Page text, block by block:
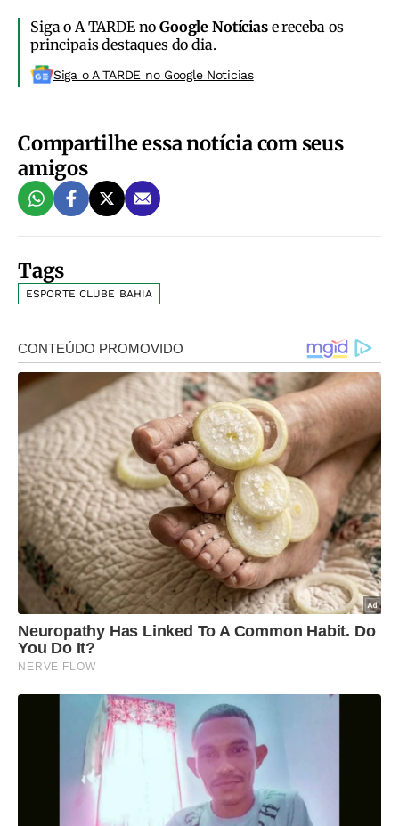
Siga o A TARDE noGoogle Notíciase receba os
principais destaques do dia.
Siga o A TARDE no Google Noticias
Compartilhe essa notícia com seus
amigos
Tags
ESPORTE CLUBE BAHIA